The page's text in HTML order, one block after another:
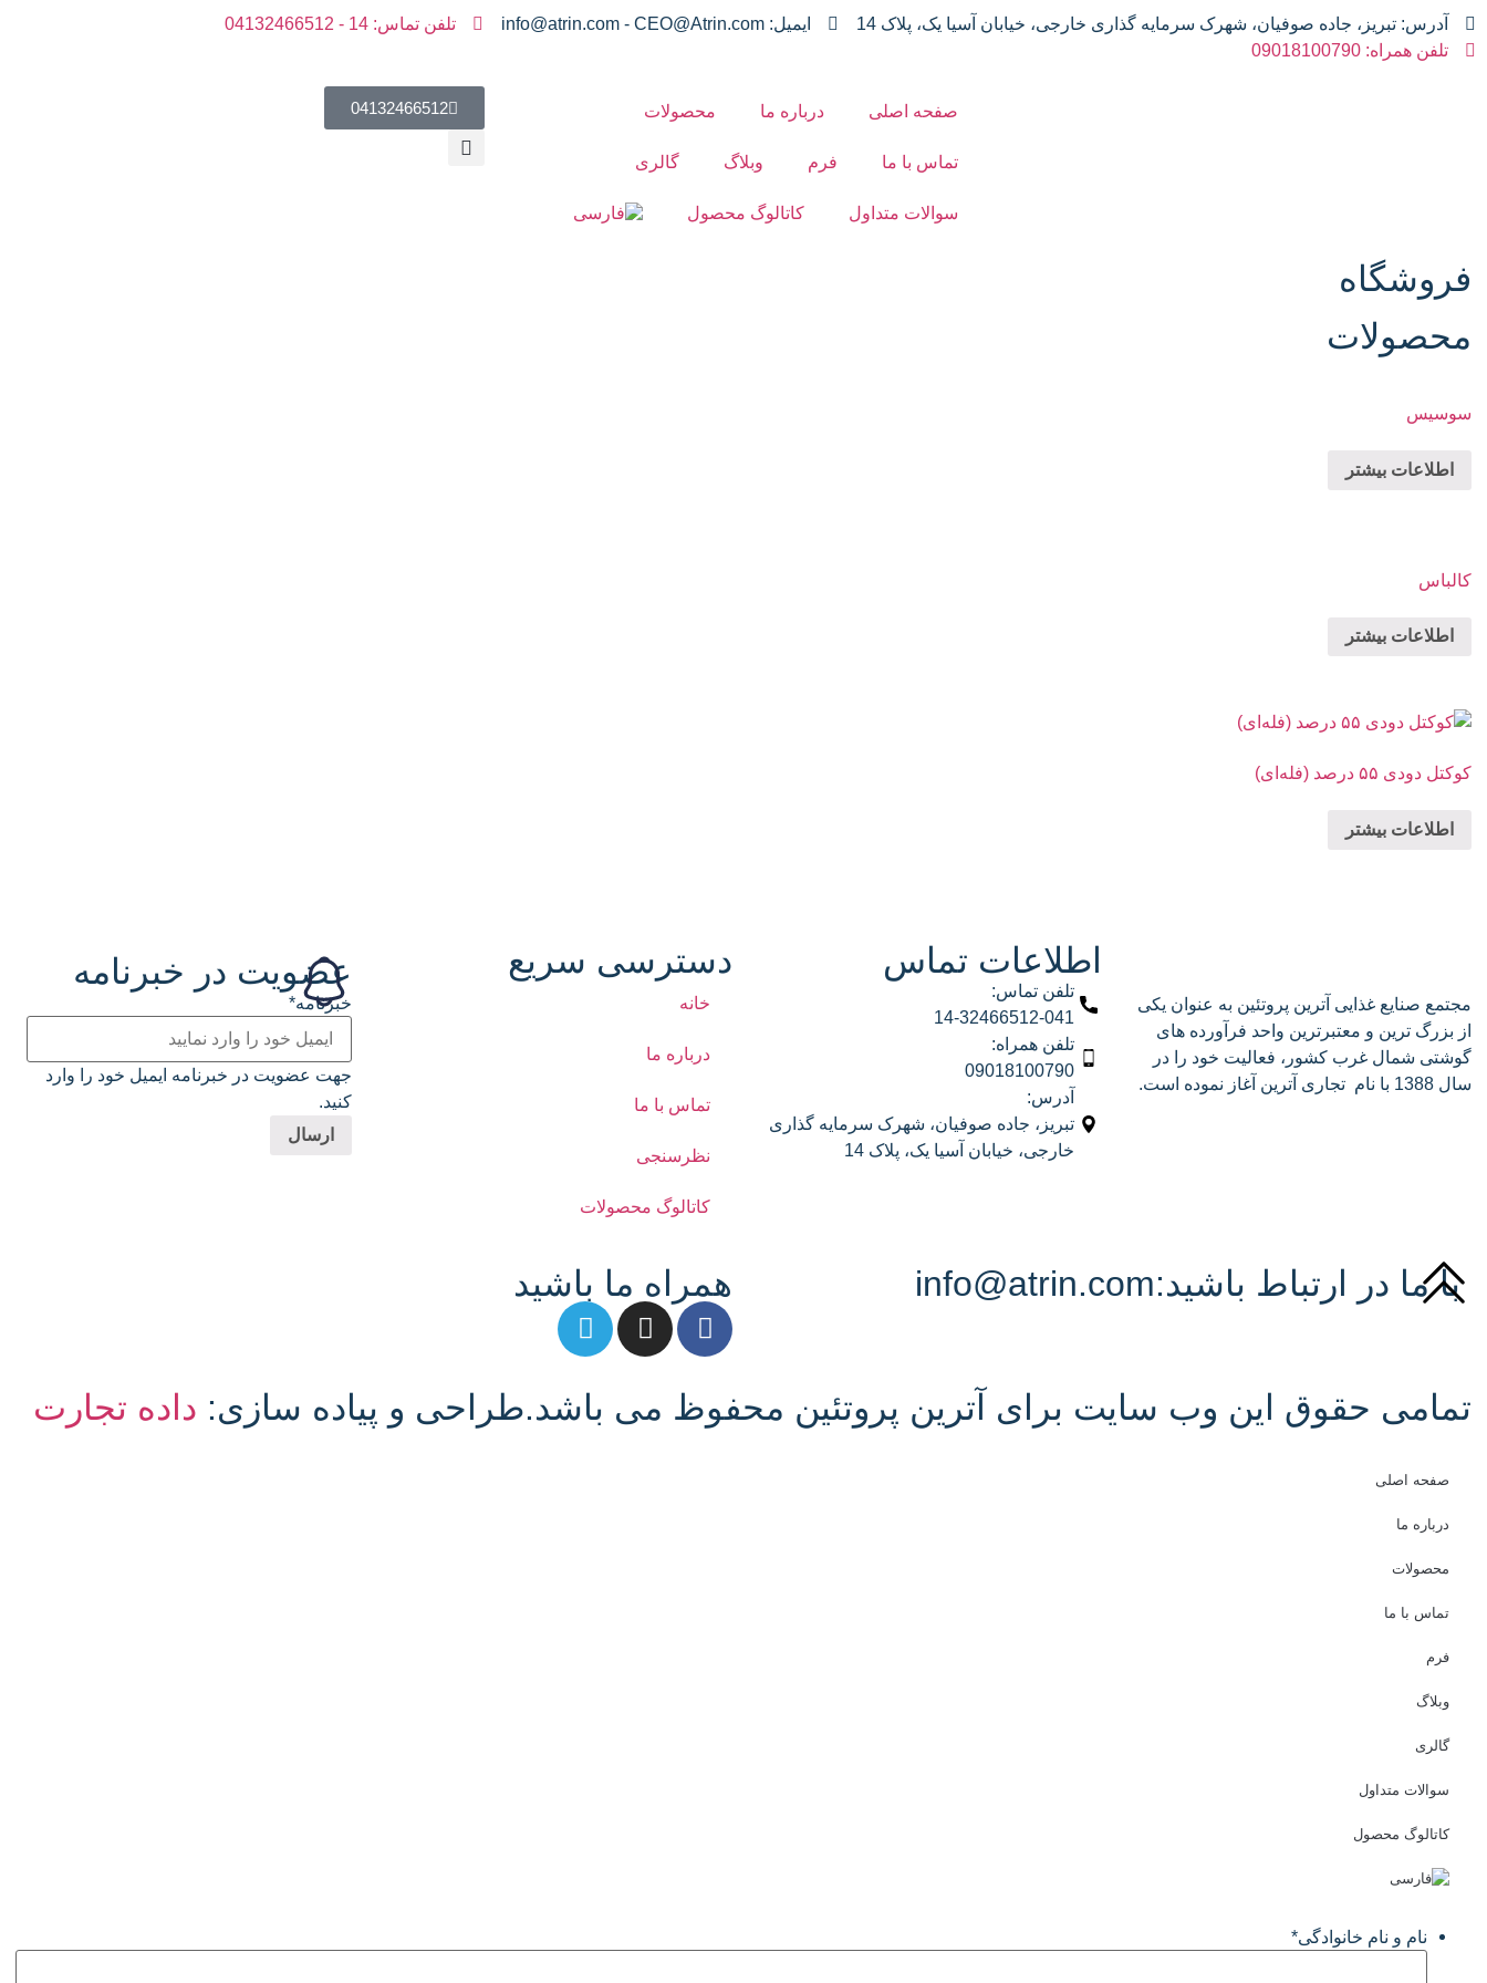
آدرس: تبریز، جاده صوفیان، شهرک سرمایه گذاری خارجی، خیابان آسیا یک، پلاک 14 ایمیل: info@atrin.com - CEO@Atrin.com
تلفن تماس: 14 - 04132466512
تلفن همراه: 09018100790
صفحه اصلی درباره ما محصولات
تماس با ما فرم وبلاگ گالری
سوالات متداول کاتالوگ محصول
04132466512
فروشگاه
محصولات
سوسیس
اطلاعات بیشتر
کالباس
اطلاعات بیشتر
کوکتل دودی ۵۵ درصد (فله‌ای)
اطلاعات بیشتر
مجتمع صنایع غذایی آترین پروتئین به عنوان یکی
از بزرگ ترین و معتبرترین واحد فرآورده های
گوشتی شمال غرب کشور، فعالیت خود را در
سال 1388 با نام تجاری آترین آغاز نموده است.
اطلاعات تماس
تلفن تماس:
14-32466512-041
تلفن همراه:
09018100790
آدرس:
تبریز، جاده صوفیان، شهرک سرمایه گذاری
خارجی، خیابان آسیا یک، پلاک 14
دسترسی سریع
خانه
درباره ما
تماس با ما
نظرسنجی
کاتالوگ محصولات
عضویت در خبرنامه
خبرنامه*
جهت عضویت در خبرنامه ایمیل خود را وارد
کنید.
با ما در ارتباط باشید:info@atrin.com همراه ما باشید
تمامی حقوق این وب سایت برای آترین پروتئین محفوظ می باشد.طراحی و پیاده سازی: داده تجارت
صفحه اصلی
درباره ما
محصولات
تماس با ما
فرم
وبلاگ
گالری
سوالات متداول
کاتالوگ محصول
نام و نام خانوادگی*